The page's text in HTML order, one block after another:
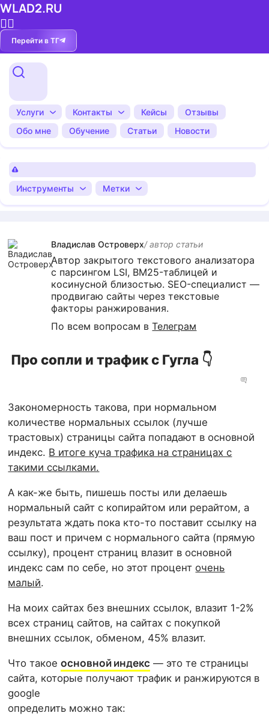
WLAD2.RU
💁‍♂️
Перейти в ТГ
Услуги Контакты Кейсы
Отзывы
Обо мне
Обучение Статьи Новости
Инструменты Метки
Владислав Островерх/ автор cтатьи
Автор закрытого текстового анализатора
с парсингом LSI, BM25-таблицей и
косинусной близостью. SEO-специалист —
продвигаю сайты через текстовые
факторы ранжирования.
По всем вопросам вТелеграм
Про сопли и трафик с Гугла 👇
Закономерность такова, при нормальном
количестве нормальных ссылок (лучше
трастовых) страницы сайта попадают в основной
индекс. В итоге куча трафика на страницах с
такими ссылками.
А как-же быть, пишешь посты или делаешь
нормальный сайт с копирайтом или рерайтом, а
результата ждать пока кто-то поставит ссылку на
ваш пост и причем с нормального сайта (прямую
ссылку), процент страниц влазит в основной
индекс сам по себе, но этот проценточень
малый.
На моих сайтах без внешних ссылок, влазит 1-2%
всех страниц сайтов, на сайтах с покупкой
внешних ссылок, обменом, 45% влазит.
Что такоеосновной индекс — это те страницы
сайта, которые получают трафик и ранжируются в
google
определить можно так: